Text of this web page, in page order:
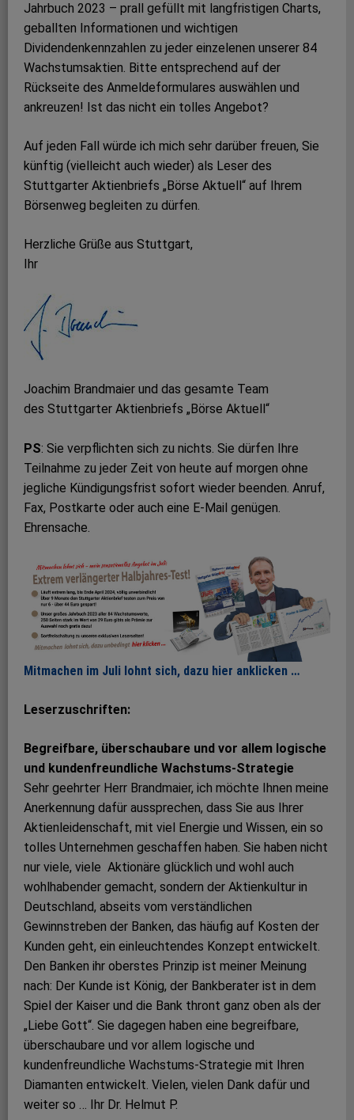
Jahrbuch 2023 – prall gefüllt mit langfristigen Charts,
geballten Informationen und wichtigen
Dividendenkennzahlen zu jeder einzelenen unserer 84
Wachstumsaktien. Bitte entsprechend auf der
Rückseite des Anmeldeformulares auswählen und
ankreuzen! Ist das nicht ein tolles Angebot?
Auf jeden Fall würde ich mich sehr darüber freuen, Sie
künftig (vielleicht auch wieder) als Leser des
Stuttgarter Aktienbriefs „Börse Aktuell“ auf Ihrem
Börsenweg begleiten zu dürfen.
Herzliche Grüße aus Stuttgart,
Ihr
Joachim Brandmaier und das gesamte Team
des Stuttgarter Aktienbriefs „Börse Aktuell“
PS: Sie verpflichten sich zu nichts. Sie dürfen Ihre
Teilnahme zu jeder Zeit von heute auf morgen ohne
jegliche Kündigungsfrist sofort wieder beenden. Anruf,
Fax, Postkarte oder auch eine E-Mail genügen.
Ehrensache.
Mitmachen im Juli lohnt sich, dazu hier anklicken …
Leserzuschriften:
Begreifbare, überschaubare und vor allem logische
und kundenfreundliche Wachstums-Strategie
Sehr geehrter Herr Brandmaier, ich möchte Ihnen meine
Anerkennung dafür aussprechen, dass Sie aus Ihrer
Aktienleidenschaft, mit viel Energie und Wissen, ein so
tolles Unternehmen geschaffen haben. Sie haben nicht
nur viele, viele Aktionäre glücklich und wohl auch
wohlhabender gemacht, sondern der Aktienkultur in
Deutschland, abseits vom verständlichen
Gewinnstreben der Banken, das häufig auf Kosten der
Kunden geht, ein einleuchtendes Konzept entwickelt.
Den Banken ihr oberstes Prinzip ist meiner Meinung
nach: Der Kunde ist König, der Bankberater ist in dem
Spiel der Kaiser und die Bank thront ganz oben als der
„Liebe Gott“. Sie dagegen haben eine begreifbare,
überschaubare und vor allem logische und
kundenfreundliche Wachstums-Strategie mit Ihren
Diamanten entwickelt. Vielen, vielen Dank dafür und
weiter so … Ihr Dr. Helmut P.